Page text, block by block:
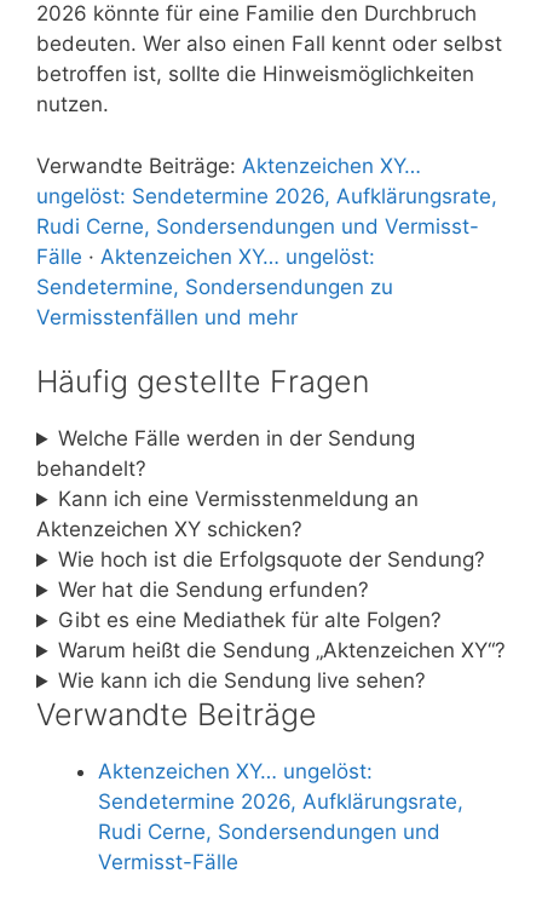
2026 könnte für eine Familie den Durchbruch
bedeuten. Wer also einen Fall kennt oder selbst
betroffen ist, sollte die Hinweismöglichkeiten
nutzen.
Verwandte Beiträge: Aktenzeichen XY…
ungelöst: Sendetermine 2026, Aufklärungsrate,
Rudi Cerne, Sondersendungen und Vermisst-
Fälle · Aktenzeichen XY… ungelöst:
Sendetermine, Sondersendungen zu
Vermisstenfällen und mehr
Häufig gestellte Fragen
Welche Fälle werden in der Sendung
behandelt?
Kann ich eine Vermisstenmeldung an
Aktenzeichen XY schicken?
Wie hoch ist die Erfolgsquote der Sendung?
Wer hat die Sendung erfunden?
Gibt es eine Mediathek für alte Folgen?
Warum heißt die Sendung „Aktenzeichen XY“?
Wie kann ich die Sendung live sehen?
Verwandte Beiträge
Aktenzeichen XY… ungelöst:
Sendetermine 2026, Aufklärungsrate,
Rudi Cerne, Sondersendungen und
Vermisst-Fälle